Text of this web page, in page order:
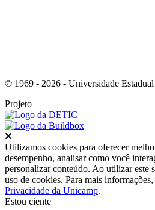
© 1969 - 2026 - Universidade Estadual
Projeto
Utilizamos cookies para oferecer
desempenho, analisar como você
personalizar conteúdo. Ao utilizar este
uso de cookies. Para mais informações,
Privacidade da Unicamp.
Estou ciente